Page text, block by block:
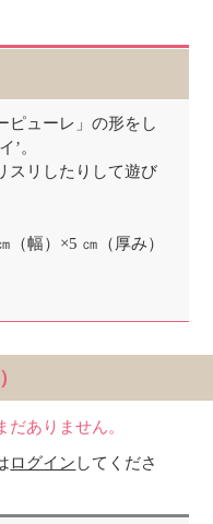
ピューレ」の形をし
’。
スリしたりして遊び
（幅）×5 ㎝（厚み）
ありません。
ログイン してくださ